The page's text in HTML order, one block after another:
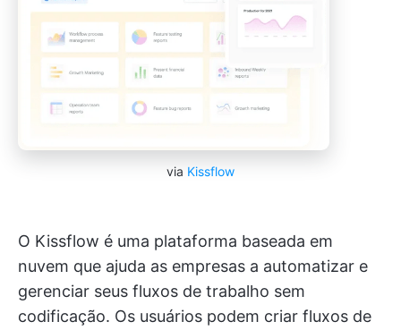
via Kissflow
O Kissflow é uma plataforma baseada em
nuvem que ajuda as empresas a automatizar e
gerenciar seus fluxos de trabalho sem
codificação. Os usuários podem criar fluxos de